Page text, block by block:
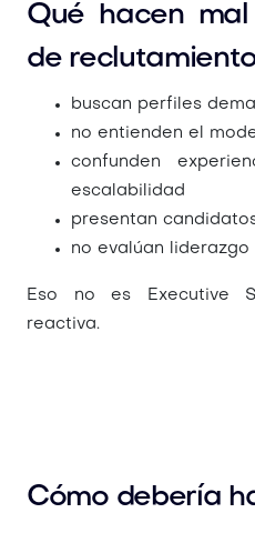
Qué hacen
de
buscan perfiles
no entienden el
confunden
escalabilidad
presentan
no evalúan liderazgo
Eso no es Executive
reactiva.
Cómo debería